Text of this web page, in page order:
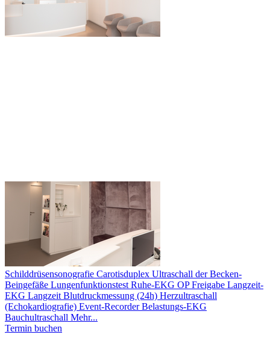
Schilddrüsensonografie Carotisduplex Ultraschall der Becken-
Beingefäße Lungenfunktionstest Ruhe-EKG OP Freigabe Langzeit-
EKG Langzeit Blutdruckmessung (24h) Herzultraschall
(Echokardiografie) Event-RecorderBelastungs-EKG
Bauchultraschall Mehr...
Termin buchen